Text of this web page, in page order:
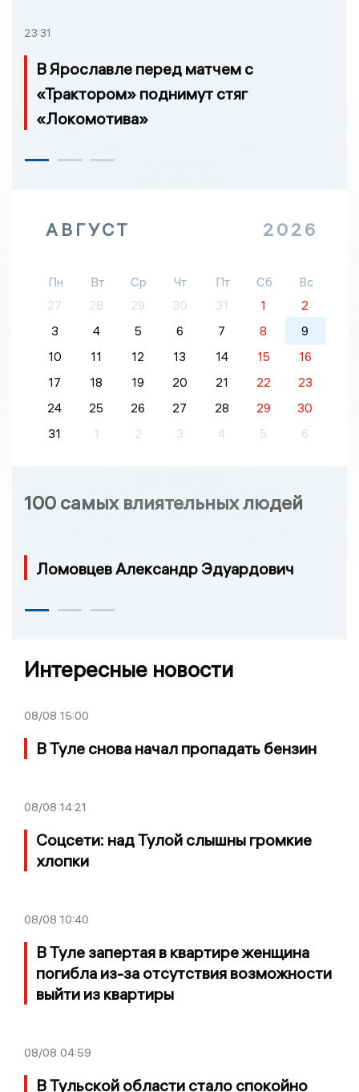
23:31
В Ярославле перед матчем с
«Трактором» поднимут стяг
«Локомотива»
АВГУСТ 2026
Пн Вт Ср Чт Пт Сб
Вс
27
28 29 30 31 1
2
3
4 5 6 7 8
9
10
11 12 13 14 15
16
17
18 19 20 21 22
23
24
25 26 27 28 29
30
31
1 2 3 4 5 6
100 самых влиятельных людей
Ломовцев Александр Эдуардович
Интересные новости
08/08 15:00
В Туле снова начал пропадать бензин
08/08 14:21
Соцсети: над Тулой слышны громкие
хлопки
08/08 10:40
В Туле запертая в квартире женщина
погибла из-за отсутствия возможности
выйти из квартиры
08/08 04:59
В Тульской области стало спокойно